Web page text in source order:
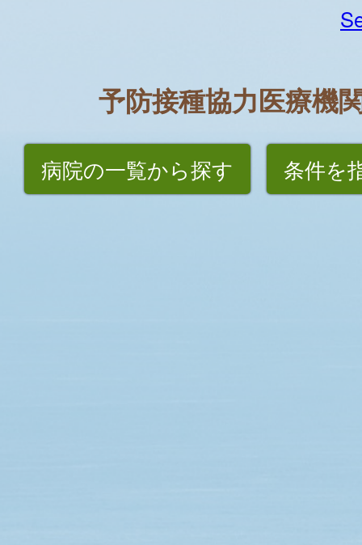
予防接種協力医療機
病院の一覧から探す 条件を